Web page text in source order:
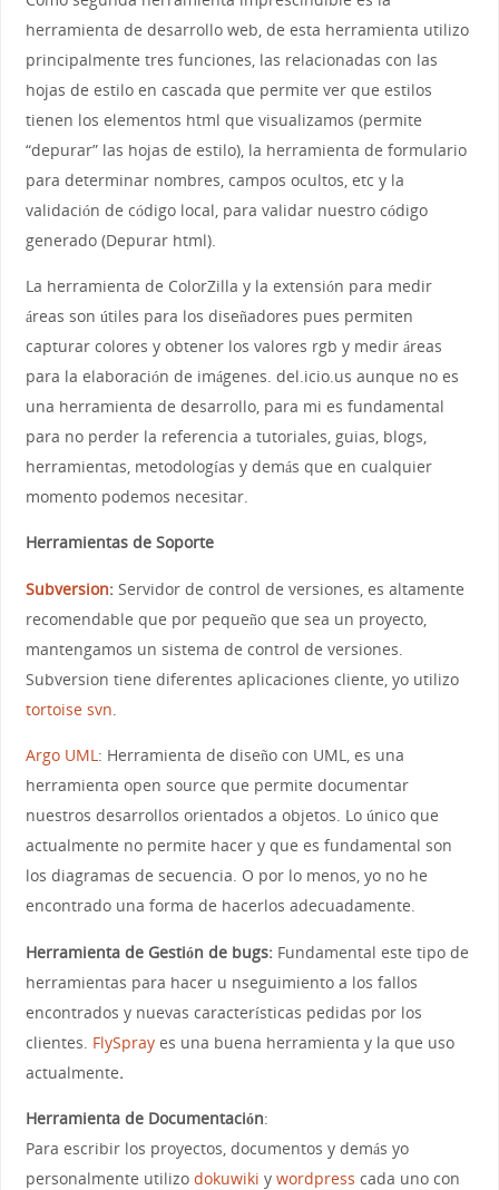
herramienta de desarrollo web, de esta herramienta utilizo
principalmente tres funciones, las relacionadas con las
hojas de estilo en cascada que permite ver que estilos
tienen los elementos html que visualizamos (permite
“depurar” las hojas de estilo), la herramienta de formulario
para determinar nombres, campos ocultos, etc y la
validación de código local, para validar nuestro código
generado (Depurar html).
La herramienta de ColorZilla y la extensión para medir
áreas son útiles para los diseñadores pues permiten
capturar colores y obtener los valores rgb y medir áreas
para la elaboración de imágenes. del.icio.us aunque no es
una herramienta de desarrollo, para mi es fundamental
para no perder la referencia a tutoriales, guias, blogs,
herramientas, metodologías y demás que en cualquier
momento podemos necesitar.
Herramientas de Soporte
Subversion: Servidor de control de versiones, es altamente
recomendable que por pequeño que sea un proyecto,
mantengamos un sistema de control de versiones.
Subversion tiene diferentes aplicaciones cliente, yo utilizo
tortoise svn
Argo UML: Herramienta de diseño con UML, es una
herramienta open source que permite documentar
nuestros desarrollos orientados a objetos. Lo único que
actualmente no permite hacer y que es fundamental son
los diagramas de secuencia. O por lo menos, yo no he
encontrado una forma de hacerlos adecuadamente.
Herramienta de Gestión de bugs: Fundamental este tipo de
herramientas para hacer u nseguimiento a los fallos
encontrados y nuevas características pedidas por los
clientes. FlySprayes una buena herramienta y la que uso
actualmente.
Herramienta de Documentación:
Para escribir los proyectos, documentos y demás yo
personalmente utilizo dokuwiki y wordpress cada uno con